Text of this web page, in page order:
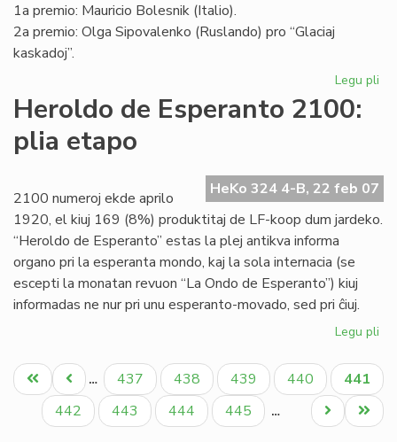
1a premio: Mauricio Bolesnik (Italio).
2a premio: Olga Sipovalenko (Ruslando) pro “Glaciaj
kaskadoj”.
Legu pli
Heroldo de Esperanto 2100:
plia etapo
HeKo 324 4-B, 22 feb 07
2100 numeroj ekde aprilo
1920, el kiuj 169 (8%) produktitaj de LF-koop dum jardeko.
“Heroldo de Esperanto” estas la plej antikva informa
organo pri la esperanta mondo, kaj la sola internacia (se
escepti la monatan revuon “La Ondo de Esperanto”) kiuj
informadas ne nur pri unu esperanto-movado, sed pri ĉiuj.
Legu pli
de
Pagination
Unua
paĝo
Antaŭa
paĝo
… Paĝo
437 Paĝo
438 Paĝo
439 Paĝo
440
Aktuala
paĝo
441
Paĝo
442 Paĝo
443 Paĝo
444 Paĝo
445 …
Last
page
Next
page